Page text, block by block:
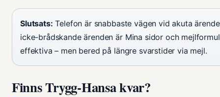
Slutsats: Telefon är snabbaste vägen vid akuta
icke-brådskande ärenden är Mina sidor och
effektiva – men bered på längre svarstider via mejl.
Finns Trygg-Hansa kvar?